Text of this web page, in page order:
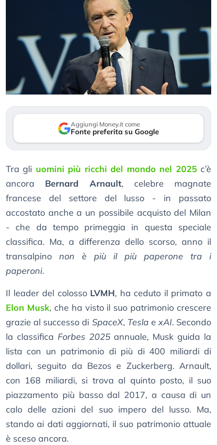
Aggiungi Money.it come
Fonte preferita su Google
Tra gli uomini più ricchi del mondo nel 2025c’è
ancora Bernard Arnault, celebre magnate
francese del settore del lusso - in passato
accostato anche a un possibile acquisto del Milan
- che da tempo primeggia in questa speciale
classifica. Ma, a differenza dello scorso, anno il
transalpino non è più il più paperone tra i
paperoni.
Il leader del colosso LVMH, ha ceduto il primato a
Elon Musk, che ha visto il suo patrimonio crescere
grazie al successo di SpaceX, Tesla exAI. Secondo
la classifica Forbes 2025annuale, Musk guida la
lista con un patrimonio di più di 400 miliardi di
dollari, seguito da Bezos e Zuckerberg. Arnault,
con 168 miliardi, si trova al quinto posto, il suo
piazzamento più basso dal 2017, a causa di un
calo delle azioni del suo impero del lusso. Ma,
stando ai dati aggiornati, il suo patrimonio attuale
è sceso ancora.